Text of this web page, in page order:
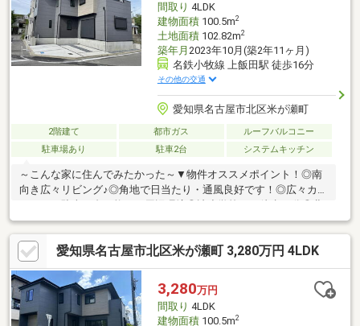
間取り 4LDK
建物面積100.5m2
土地面積102.82m2
築年月 2023年10月(築2年11ヶ月)
名鉄小牧線 上飯田駅 徒歩16分
その他の交通
愛知県名古屋市北区米が瀬町
2階建て 都市ガス
ルーフバルコニー
駐車場あり
駐車2台 システムキッチン
～こんな家に住んでみたかった～▼物件オススメポイント！◎南
向き広々リビング♪◎角地で日当たり・通風良好です！◎広々カー
スペース駐車２台可能！▼周辺環境◎辻小学校まで徒歩19分◎北
中学校まで徒歩27分◎アピタ名古屋北店まで1.6ｋｍ▼▽当店はこ
んなお店です▽▼今から見たいも対応！＃女性スタッフも在籍で
安心♪＃ベテランスタッフのいる安心のお店！＃Instagramでのル
ームツアー投稿などの発信！どなたでも相談しやすいお店を目指
しています♪
愛知県名古屋市北区米が瀬町 3,280万円 4LDK
3,280万円
間取り 4LDK
建物面積100.5m2